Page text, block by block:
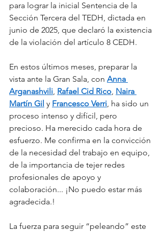
para lograr la inicial Sentencia de la
Sección Tercera del TEDH, dictada en
junio de 2025, que declaró la existencia
de la violación del artículo 8 CEDH.
En estos últimos meses, preparar la
vista ante la Gran Sala, con Anna
Arganashvili, Rafael Cid Rico, Naira
Martín Gil y Francesco Verri, ha sido un
proceso intenso y difícil, pero
precioso. Ha merecido cada hora de
esfuerzo. Me confirma en la convicción
de la necesidad del trabajo en equipo,
de la importancia de tejer redes
profesionales de apoyo y
colaboración... ¡No puedo estar más
agradecida.!
La fuerza para seguir “peleando” este